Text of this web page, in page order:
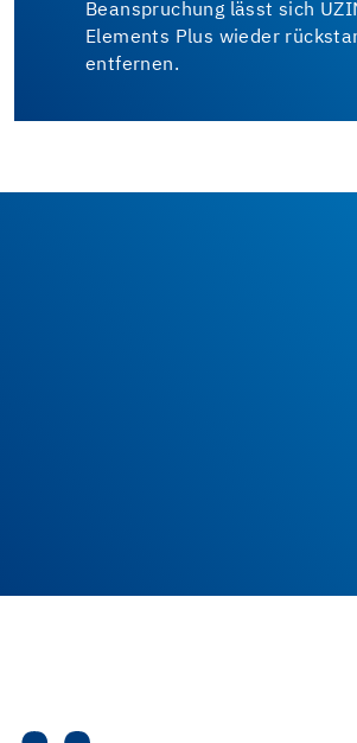
Beanspruchung lässt sich
Elements Plus wieder
entfernen.